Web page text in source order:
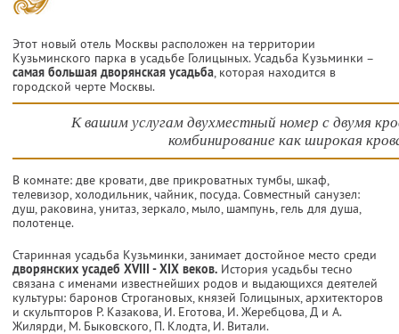
Этот новый отель Москвы расположен на территории
Кузьминского парка в усадьбе Голицыных. Усадьба Кузьминки –
самая большая дворянская усадьба, которая находится в
городской черте Москвы.
К вашим услугам двухместный номер с двумя
комбинирование как широкая
В комнате: две кровати, две прикроватных тумбы, шкаф,
телевизор, холодильник, чайник, посуда. Совместный санузел:
душ, раковина, унитаз, зеркало, мыло, шампунь, гель для душа,
полотенце.
Старинная усадьба Кузьминки, занимает достойное место среди
дворянских усадеб XVIII - XIX веков. История усадьбы тесно
связана с именами известнейших родов и выдающихся деятелей
культуры: баронов Строгановых, князей Голицыных, архитекторов
и скульпторов Р. Казакова, И. Еготова, И. Жеребцова, Д и А.
Жилярди, М. Быковского, П. Клодта, И. Витали.